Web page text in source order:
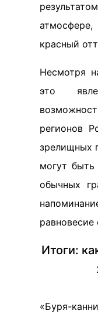
красный
Несмотря
это
регионов
зрелищных
могут
обычных
Итоги:
«Буря-